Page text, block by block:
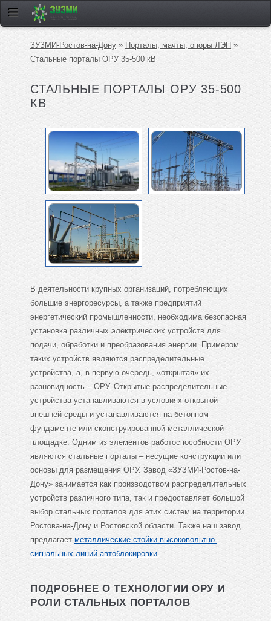
ЗУЗМИ-Ростов-на-Дону » Порталы, мачты, опоры ЛЭП »
Стальные порталы ОРУ 35-500 кВ
СТАЛЬНЫЕ ПОРТАЛЫ ОРУ 35-500
КВ
В деятельности крупных организаций, потребляющих
большие энергоресурсы, а также предприятий
энергетический промышленности, необходима безопасная
установка различных электрических устройств для
подачи, обработки и преобразования энергии. Примером
таких устройств являются распределительные
устройства, а, в первую очередь, «открытая» их
разновидность – ОРУ. Открытые распределительные
устройства устанавливаются в условиях открытой
внешней среды и устанавливаются на бетонном
фундаменте или сконструированной металлической
площадке. Одним из элементов работоспособности ОРУ
являются стальные порталы – несущие конструкции или
основы для размещения ОРУ. Завод «ЗУЗМИ-Ростов-на-
Дону» занимается как производством распределительных
устройств различного типа, так и предоставляет большой
выбор стальных порталов для этих систем на территории
Ростова-на-Дону и Ростовской области. Также наш завод
предлагает металлические стойки высоковольтно-
сигнальных линий автоблокировки.
ПОДРОБНЕЕ О ТЕХНОЛОГИИ ОРУ И
РОЛИ СТАЛЬНЫХ ПОРТАЛОВ